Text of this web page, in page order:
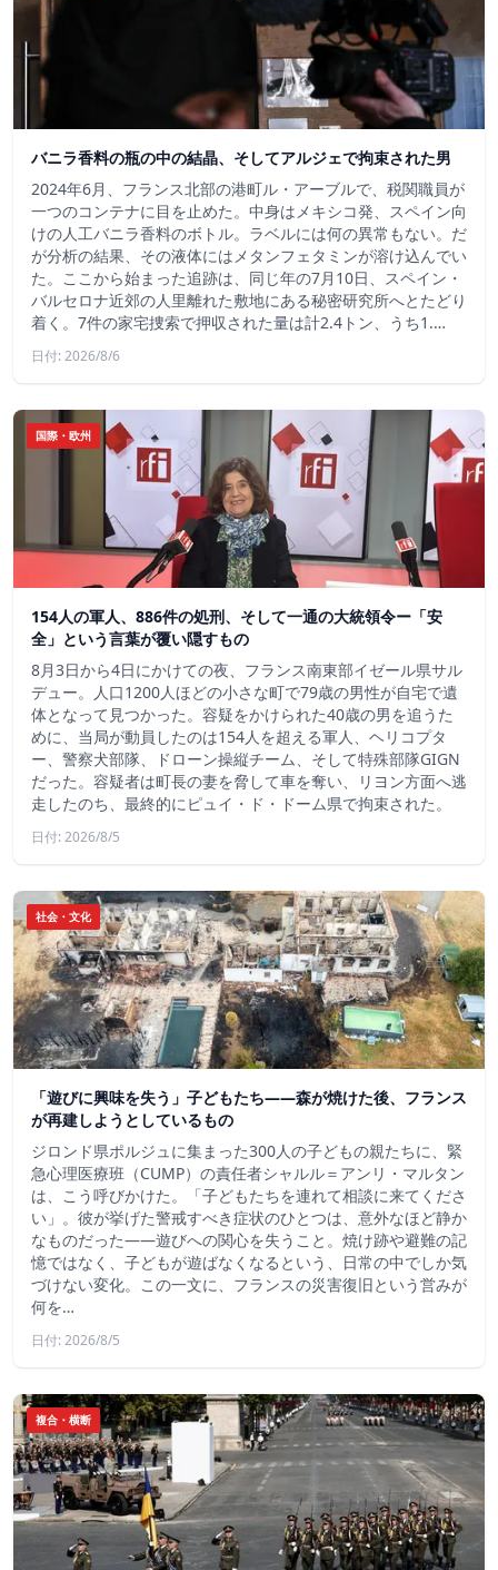
バニラ香料の瓶の中の結晶、そしてアルジェで拘束された男
2024年6月、フランス北部の港町ル・アーブルで、税関職員が
一つのコンテナに目を止めた。中身はメキシコ発、スペイン向
けの人工バニラ香料のボトル。ラベルには何の異常もない。だ
が分析の結果、その液体にはメタンフェタミンが溶け込んでい
た。ここから始まった追跡は、同じ年の7月10日、スペイン・
バルセロナ近郊の人里離れた敷地にある秘密研究所へとたどり
着く。7件の家宅捜索で押収された量は計2.4トン、うち1.…
日付: 2026/8/6
国際・欧州
154人の軍人、886件の処刑、そして一通の大統領令ー「安
全」という言葉が覆い隠すもの
8月3日から4日にかけての夜、フランス南東部イゼール県サル
デュー。人口1200人ほどの小さな町で79歳の男性が自宅で遺
体となって見つかった。容疑をかけられた40歳の男を追うた
めに、当局が動員したのは154人を超える軍人、ヘリコプタ
ー、警察犬部隊、ドローン操縦チーム、そして特殊部隊GIGN
だった。容疑者は町長の妻を脅して車を奪い、リヨン方面へ逃
走したのち、最終的にピュイ・ド・ドーム県で拘束された。
日付: 2026/8/5
社会・文化
「遊びに興味を失う」子どもたち——森が焼けた後、フランス
が再建しようとしているもの
ジロンド県ポルジュに集まった300人の子どもの親たちに、緊
急心理医療班（CUMP）の責任者シャルル＝アンリ・マルタン
は、こう呼びかけた。「子どもたちを連れて相談に来てくださ
い」。彼が挙げた警戒すべき症状のひとつは、意外なほど静か
なものだった――遊びへの関心を失うこと。焼け跡や避難の記
憶ではなく、子どもが遊ばなくなるという、日常の中でしか気
づけない変化。この一文に、フランスの災害復旧という営みが
何を…
日付: 2026/8/5
複合・横断